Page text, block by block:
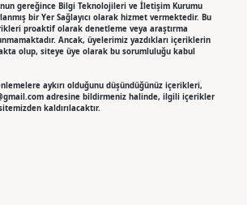
gereğince Bilgi Teknolojileri ve İletişim Kurumu
bir Yer Sağlayıcı olarak hizmet vermektedir. Bu
proaktif olarak denetleme veya araştırma
Ancak, üyelerimiz yazdıkları içeriklerin
olup, siteye üye olarak bu sorumluluğu kabul
aykırı olduğunu düşündüğünüz içerikleri,
adresine bildirmeniz halinde, ilgili içerikler
kaldırılacaktır.